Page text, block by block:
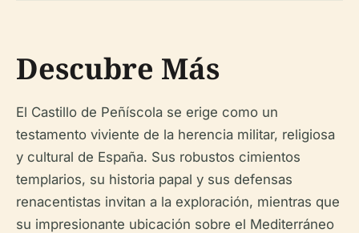
Descubre Más
El Castillo de Peñíscola se erige como un
testamento viviente de la herencia militar, religiosa
y cultural de España. Sus robustos cimientos
templarios, su historia papal y sus defensas
renacentistas invitan a la exploración, mientras que
su impresionante ubicación sobre el Mediterráneo